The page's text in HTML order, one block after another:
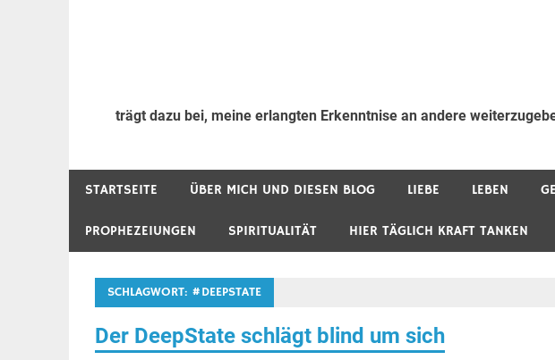
trägt dazu bei, meine erlangten Erkenntnise an andere
STARTSEITE ÜBER MICH UND DIESEN BLOG LIEBE LEBEN
PROPHEZEIUNGEN SPIRITUALITÄT HIER TÄGLICH KRAFT TANKEN
SCHLAGWORT: #DEEPSTATE
Der DeepState schlägt blind um sich